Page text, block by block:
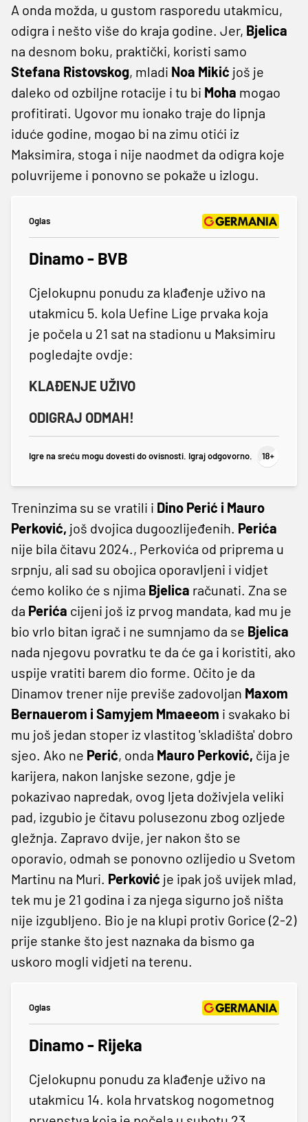
A onda možda, u gustom rasporedu utakmicu,
odigra i nešto više do kraja godine. Jer, Bjelica
na desnom boku, praktički, koristi samo
Stefana Ristovskog, mladi Noa Mikić još je
daleko od ozbiljne rotacije i tu bi Moha mogao
profitirati. Ugovor mu ionako traje do lipnja
iduće godine, mogao bi na zimu otići iz
Maksimira, stoga i nije naodmet da odigra koje
poluvrijeme i ponovno se pokaže u izlogu.
Oglas
Dinamo - BVB
Cjelokupnu ponudu za klađenje uživo na
utakmicu 5. kola Uefine Lige prvaka koja
je počela u 21 sat na stadionu u Maksimiru
pogledajte ovdje:
KLAĐENJE UŽIVO
ODIGRAJ ODMAH!
Igre na sreću mogu dovesti do ovisnosti. Igraj odgovorno.
Treninzima su se vratili i Dino Perić i Mauro
Perković, još dvojica dugoozlijeđenih. Perića
nije bila čitavu 2024., Perkovića od priprema u
srpnju, ali sad su obojica oporavljeni i vidjet
ćemo koliko će s njima Bjelica računati. Zna se
da Perića cijeni još iz prvog mandata, kad mu je
bio vrlo bitan igrač i ne sumnjamo da se Bjelica
nada njegovu povratku te da će ga i koristiti, ako
uspije vratiti barem dio forme. Očito je da
Dinamov trener nije previše zadovoljan Maxom
Bernauerom i Samyjem Mmaeeom i svakako bi
mu još jedan stoper iz vlastitog 'skladišta' dobro
sjeo. Ako ne Perić, onda Mauro Perković, čija je
karijera, nakon lanjske sezone, gdje je
pokazivao napredak, ovog ljeta doživjela veliki
pad, izgubio je čitavu polusezonu zbog ozljede
gležnja. Zapravo dvije, jer nakon što se
oporavio, odmah se ponovno ozlijedio u Svetom
Martinu na Muri. Perković je ipak još uvijek mlad,
tek mu je 21 godina i za njega sigurno još ništa
nije izgubljeno. Bio je na klupi protiv Gorice (2-2)
prije stanke što jest naznaka da bismo ga
uskoro mogli vidjeti na terenu.
Oglas
Dinamo - Rijeka
Cjelokupnu ponudu za klađenje uživo na
utakmicu 14. kola hrvatskog nogometnog